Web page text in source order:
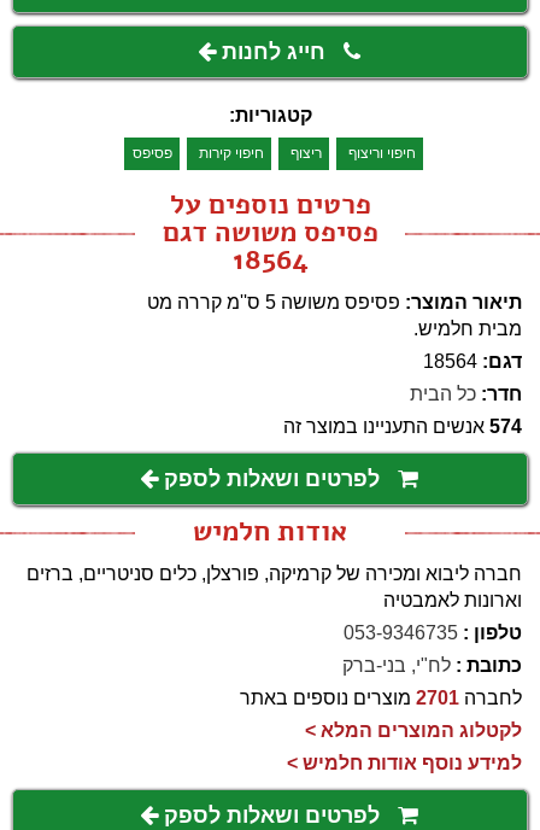
חייג לחנות
קטגוריות:
חיפוי וריצוף ריצוף חיפוי קירות פסיפס
פרטים נוספים על
פסיפס משושה דגם
18564
תיאור המוצר: פסיפס משושה 5 ס''מ קררה מט
מבית חלמיש.
דגם: 18564
חדר: כל הבית
574 אנשים התעניינו במוצר זה
לפרטים ושאלות לספק
אודות חלמיש
חברה ליבוא ומכירה של קרמיקה, פורצלן, כלים סניטריים, ברזים
וארונות לאמבטיה
טלפון : 053-9346735
כתובת : לח"י, בני-ברק
לחברה 2701 מוצרים נוספים באתר
לקטלוג המוצרים המלא >
למידע נוסף אודות חלמיש >
לפרטים ושאלות לספק